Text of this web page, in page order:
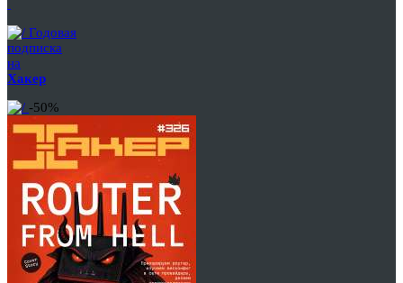
Годовая
подписка
на
Хакер
-50%